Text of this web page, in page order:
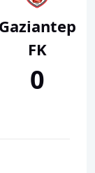
Gaziantep
FK
0